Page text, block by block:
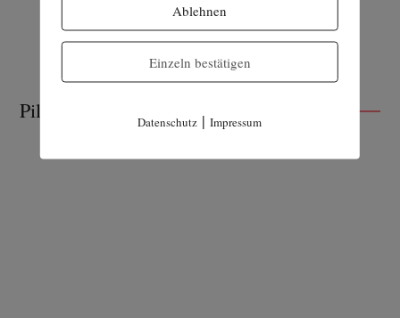
Pille absetzen
Ablehnen
Einzeln bestätigen
Datenschutz |Impressum